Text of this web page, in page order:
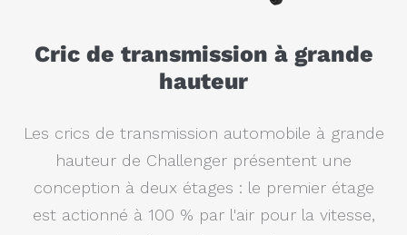
Cric de transmission à grande
hauteur
Les crics de transmission automobile à grande
hauteur de Challenger présentent une
conception à deux étages : le premier étage
est actionné à 100 % par l'air pour la vitesse,